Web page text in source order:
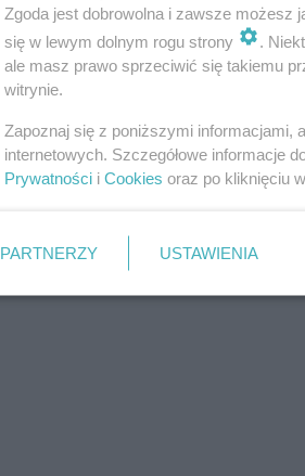
Zgoda jest dobrowolna i zawsze
się w lewym dolnym rogu strony
.
ale masz prawo sprzeciwić się takiemu
witrynie.
Zapoznaj się z poniższymi informacjami,
internetowych. Szczegółowe informacje
Prywatności i Cookies oraz po kliknięciu
PARTNERZY USTAWIENIA